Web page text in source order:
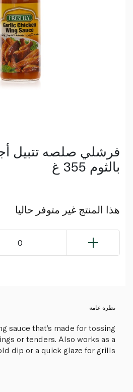
فرشلي صلصه تتبيل
بالثوم 355 غ
هذا المنتج غير متوفر حاليا
0
نظرة عامة
sauce that’s made for tossing
or tenders. Also works as a
dip or a quick glaze for grills.